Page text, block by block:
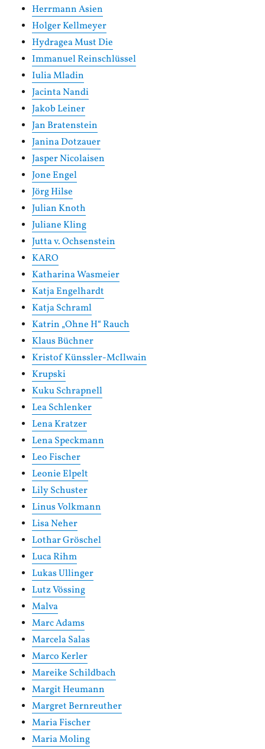
Herrmann Asien
Holger Kellmeyer
Hydragea Must Die
Immanuel Reinschlüssel
Iulia Mladin
Jacinta Nandi
Jakob Leiner
Jan Bratenstein
Janina Dotzauer
Jasper Nicolaisen
Jone Engel
Jörg Hilse
Julian Knoth
Juliane Kling
Jutta v. Ochsenstein
KARO
Katharina Wasmeier
Katja Engelhardt
Katja Schraml
Katrin „Ohne H“ Rauch
Klaus Büchner
Kristof Künssler-McIlwain
Krupski
Kuku Schrapnell
Lea Schlenker
Lena Kratzer
Lena Speckmann
Leo Fischer
Leonie Elpelt
Lily Schuster
Linus Volkmann
Lisa Neher
Lothar Gröschel
Luca Rihm
Lukas Ullinger
Lutz Vössing
Malva
Marc Adams
Marcela Salas
Marco Kerler
Mareike Schildbach
Margit Heumann
Margret Bernreuther
Maria Fischer
Maria Moling